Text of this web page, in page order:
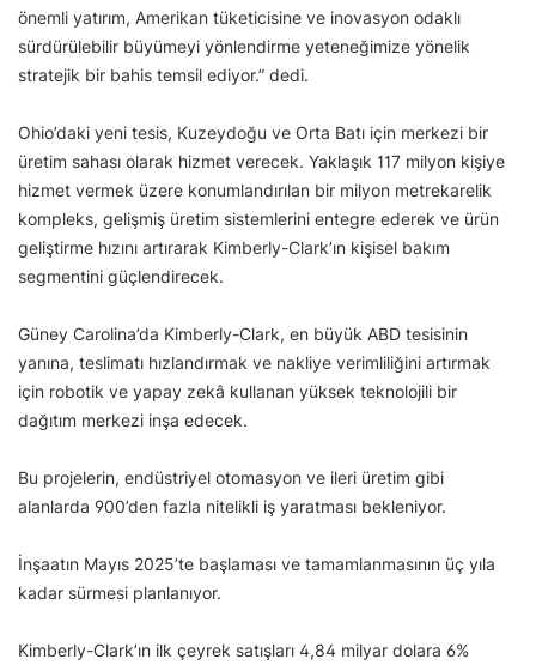
önemli yatırım, Amerikan tüketicisine ve inovasyon odaklı
sürdürülebilir büyümeyi yönlendirme yeteneğimize yönelik
stratejik bir bahis temsil ediyor.” dedi.
Ohio’daki yeni tesis, Kuzeydoğu ve Orta Batı için merkezi bir
üretim sahası olarak hizmet verecek. Yaklaşık 117 milyon kişiye
hizmet vermek üzere konumlandırılan bir milyon metrekarelik
kompleks, gelişmiş üretim sistemlerini entegre ederek ve ürün
geliştirme hızını artırarak Kimberly-Clark’ın kişisel bakım
segmentini güçlendirecek.
Güney Carolina’da Kimberly-Clark, en büyük ABD tesisinin
yanına, teslimatı hızlandırmak ve nakliye verimliliğini artırmak
için robotik ve yapay zekâ kullanan yüksek teknolojili bir
dağıtım merkezi inşa edecek.
Bu projelerin, endüstriyel otomasyon ve ileri üretim gibi
alanlarda 900’den fazla nitelikli iş yaratması bekleniyor.
İnşaatın Mayıs 2025’te başlaması ve tamamlanmasının üç yıla
kadar sürmesi planlanıyor.
Kimberly-Clark’ın ilk çeyrek satışları 4,84 milyar dolara 6%